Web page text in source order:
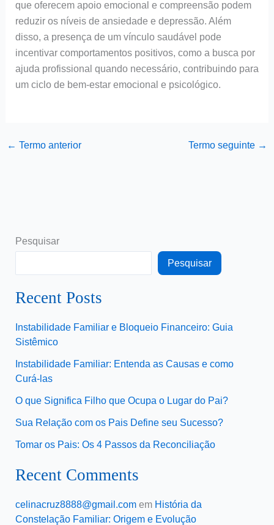
que oferecem apoio emocional e compreensão podem
reduzir os níveis de ansiedade e depressão. Além
disso, a presença de um vínculo saudável pode
incentivar comportamentos positivos, como a busca por
ajuda profissional quando necessário, contribuindo para
um ciclo de bem-estar emocional e psicológico.
← Termo anterior Termo seguinte →
Pesquisar
Pesquisar
Recent Posts
Instabilidade Familiar e Bloqueio Financeiro: Guia
Sistêmico
Instabilidade Familiar: Entenda as Causas e como
Curá-las
O que Significa Filho que Ocupa o Lugar do Pai?
Sua Relação com os Pais Define seu Sucesso?
Tomar os Pais: Os 4 Passos da Reconciliação
Recent Comments
celinacruz8888@gmail.comem História da
Constelação Familiar: Origem e Evolução